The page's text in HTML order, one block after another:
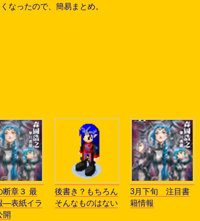
なったので、簡易まとめ。
断章３ 最
―表紙イラ
開
後書き？もちろん
そんなものはない
3月下旬 注目書
籍情報